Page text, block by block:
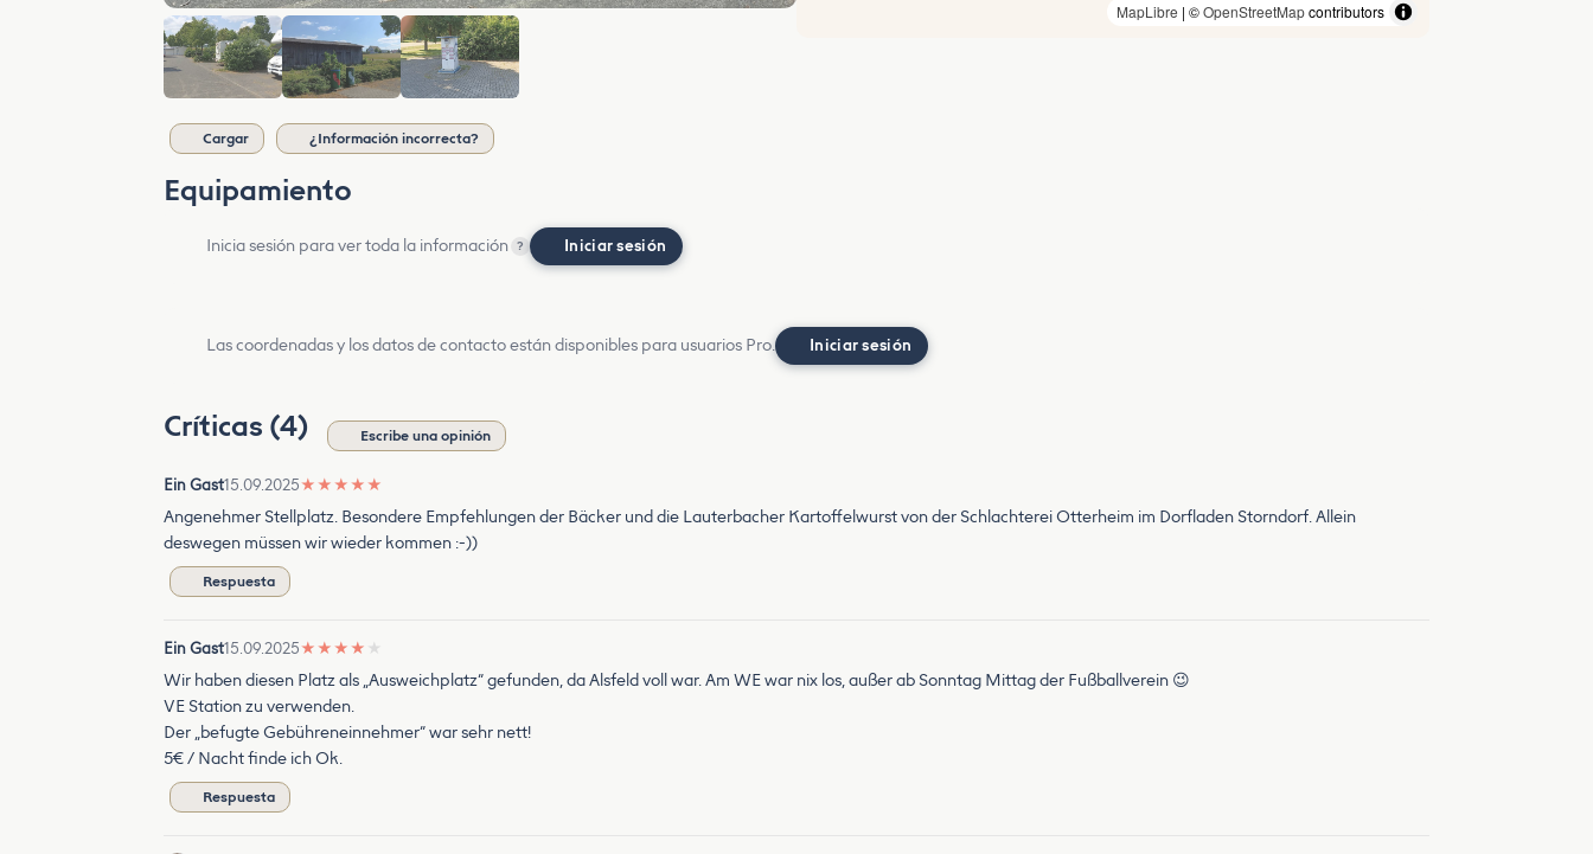
MapLibre | ©OpenStreetMapcontributors
Cargar ¿Información incorrecta?
Equipamiento
Inicia sesión para ver toda la información ? Iniciar sesión
Las coordenadas y los datos de contacto están disponibles para usuarios Pro. Iniciar sesión
Críticas (4) Escribe una opinión
Ein Gast15.09.2025★ ★ ★ ★ ★
Angenehmer Stellplatz. Besondere Empfehlungen der Bäcker und die Lauterbacher Kartoffelwurst von der Schlachterei Otterheim im Dorfladen Storndorf. Allein
deswegen müssen wir wieder kommen :-))
Respuesta
Ein Gast15.09.2025★ ★ ★ ★ ★
Wir haben diesen Platz als „Ausweichplatz“ gefunden, da Alsfeld voll war. Am WE war nix los, außer ab Sonntag Mittag der Fußballverein 😉
VE Station zu verwenden.
Der „befugte Gebühreneinnehmer“ war sehr nett!
5€ / Nacht finde ich Ok.
Respuesta